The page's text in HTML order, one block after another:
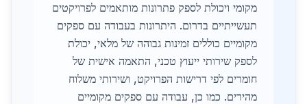
מקומי ויכולת לספק פתרונות מותאמים לפרויקטים
תעשייתיים בדרום. היתרונות בעבודה עם ספקים
מקומיים כוללים זמינות גבוהה של מלאי, יכולת
לספק שירותי ייעוץ טכני, התאמה אישית של
חומרים לפי דרישות הפרויקט, ושירותי משלוח
מהירים. כמו כן, עבודה עם ספקים מקומיים